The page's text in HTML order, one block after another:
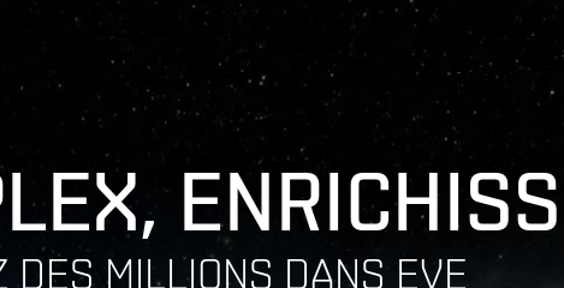
DES MILLIONS DANS EVE